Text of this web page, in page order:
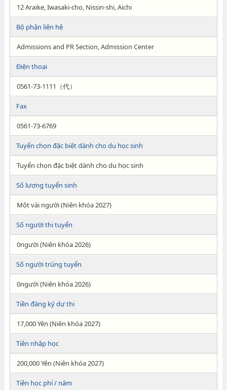
12 Araike, Iwasaki-cho, Nissin-shi, Aichi
Bộ phận liên hệ
Admissions and PR Section, Admission Center
Điện thoại
0561-73-1111（代）
Fax
0561-73-6769
Tuyển chọn đặc biệt dành cho du học sinh
Tuyển chọn đặc biệt dành cho du học sinh
Số lượng tuyển sinh
Một vài người (Niên khóa 2027)
Số người thi tuyển
0người (Niên khóa 2026)
Số người trúng tuyển
0người (Niên khóa 2026)
Tiền đăng ký dự thi
17,000 Yên (Niên khóa 2027)
Tiền nhập học
200,000 Yên (Niên khóa 2027)
Tiền học phí / năm